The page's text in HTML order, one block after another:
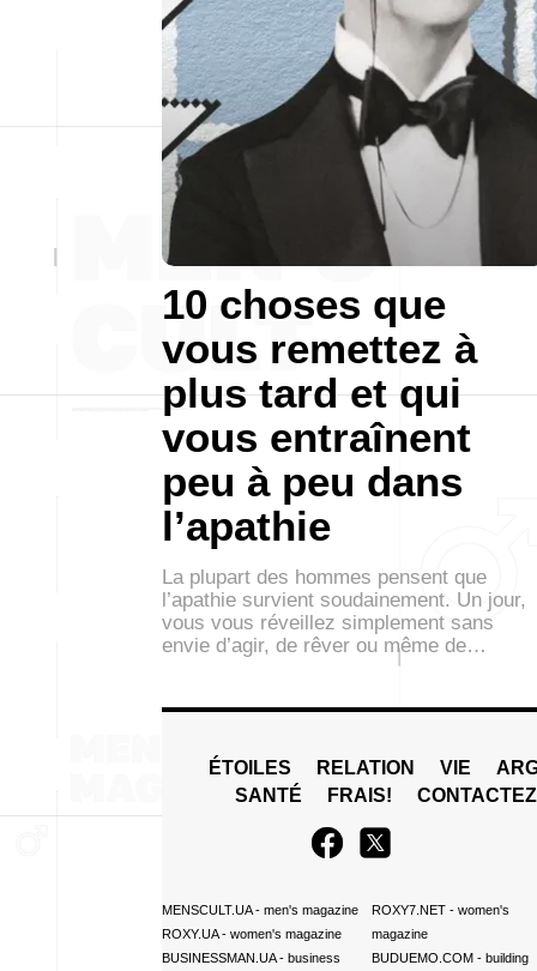
10 choses que
vous remettez à
plus tard et qui
vous entraînent
peu à peu dans
l’apathie
La plupart des hommes pensent que
l’apathie survient soudainement. Un jour,
vous vous réveillez simplement sans
envie d’agir, de rêver ou même de…
ÉTOILES RELATION VIE
SANTÉ
FRAIS!
MENSCULT.UA- men's magazine
ROXY.UA- women's magazine
BUSINESSMAN.UA- business
ROXY7.NET- women's
magazine
BUDUEMO.COM- building